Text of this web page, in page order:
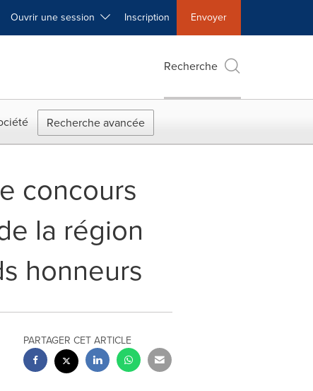
Ouvrir une session Inscription Envoyer
Recherche
Recherche avancée
concours
la région
honneurs
PARTAGER CET ARTICLE